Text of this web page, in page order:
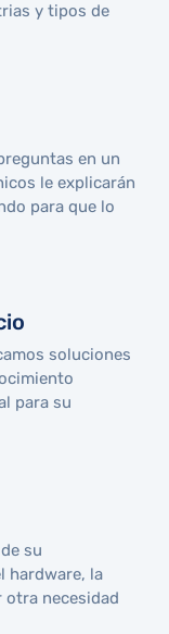
y tipos de
en un
le explicarán
para que lo
soluciones
para su
su
hardware, la
necesidad